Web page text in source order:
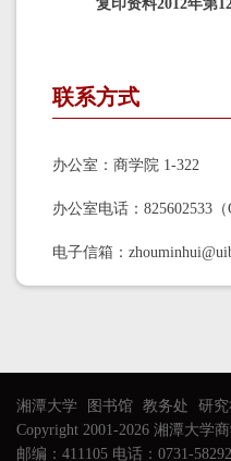
复印资料2012年第
联系方式
办公室：商学院 1-322
办公室电话：825602533（
电子信箱：
湘潭大学 图书馆 教务处 研
Copyright 2001-2026 湘潭大学
邮编：411105 电话：0731-